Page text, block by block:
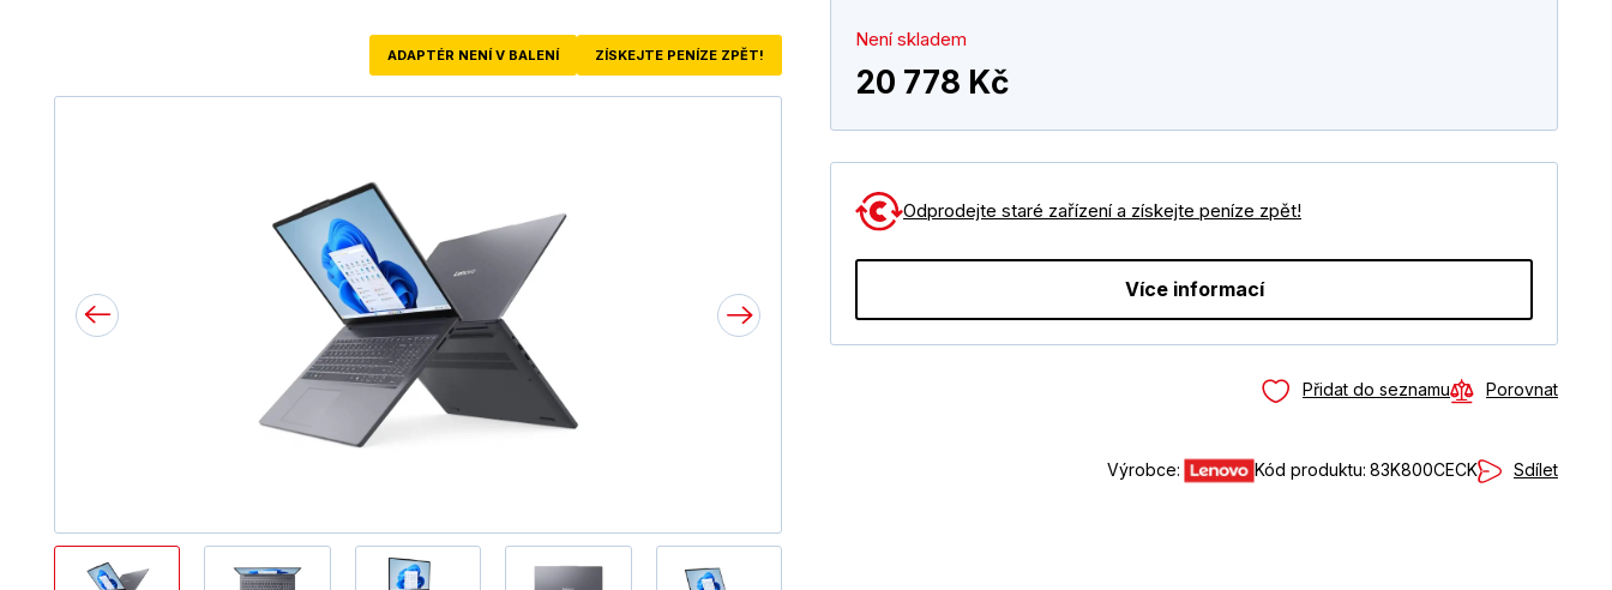
ADAPTÉR NENÍ V BALENÍ ZÍSKEJTE PENÍZE ZPĚT!
Není skladem
20 778 Kč
Odprodejte staré zařízení a získejte peníze zpět!
Více informací
Přidat do seznamu Porovnat
Výrobce: Kód produktu: 83K800CECK Sdílet